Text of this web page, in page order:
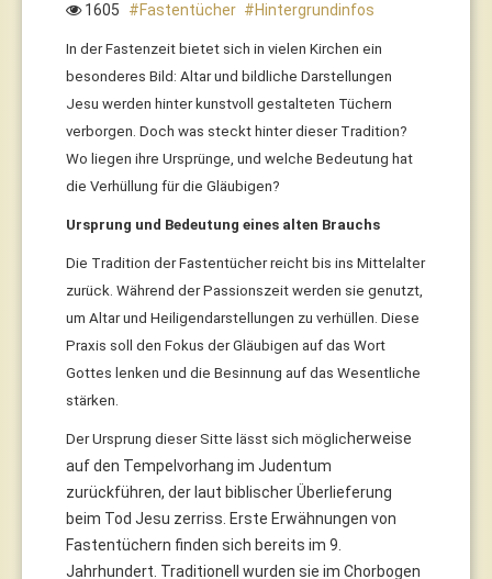
1605 Fastentücher Hintergrundinfos
In der Fastenzeit bietet sich in vielen Kirchen ein
besonderes Bild: Altar und bildliche Darstellungen
Jesu werden hinter kunstvoll gestalteten Tüchern
verborgen. Doch was steckt hinter dieser Tradition?
Wo liegen ihre Ursprünge, und welche Bedeutung hat
die Verhüllung für die Gläubigen?
Ursprung und Bedeutung eines alten Brauchs
Die Tradition der Fastentücher reicht bis ins Mittelalter
zurück. Während der Passionszeit werden sie genutzt,
um Altar und Heiligendarstellungen zu verhüllen. Diese
Praxis soll den Fokus der Gläubigen auf das Wort
Gottes lenken und die Besinnung auf das Wesentliche
stärken.
Der Ursprung dieser Sitte lässt sich möglic herweise
auf den Tempelvorhang im Judentum
zurückführen, der laut biblischer Überlieferung
beim Tod Jesu zerriss. Erste Erwähnungen von
Fastentüchern finden sich bereits im 9.
Jahrhundert. Traditionell wurden sie im Chorbogen